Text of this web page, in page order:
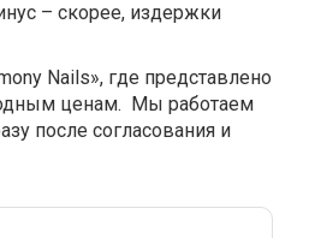
– скорее, издержки
Nails», где представлено
ценам. Мы работаем
после согласования и